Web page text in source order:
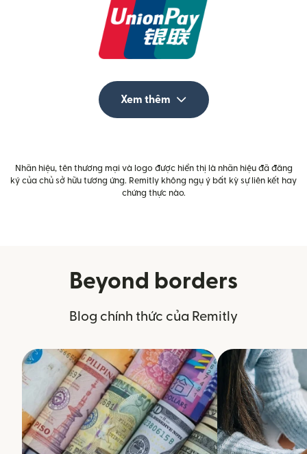
Xem thêm
Nhãn hiệu, tên thương mại và logo được hiển thị là nhãn hiệu đã đăng
ký của chủ sở hữu tương ứng. Remitly không ngụ ý bất kỳ sự liên kết hay
chứng thực nào.
Beyond borders
Blog chính thức của Remitly